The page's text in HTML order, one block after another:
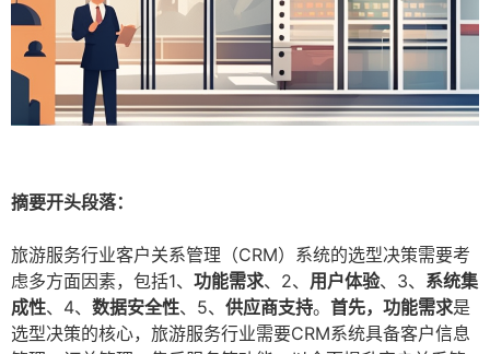
摘要开头段落：
旅游服务行业客户关系管理（CRM）系统的选型决策需要考
虑多方面因素，包括1、 功能需求、2、 用户体验、3、 系统集
成性、4、 数据安全性、5、 供应商支持。 首先，功能需求是
选型决策的核心，旅游服务行业需要CRM系统具备客户信息